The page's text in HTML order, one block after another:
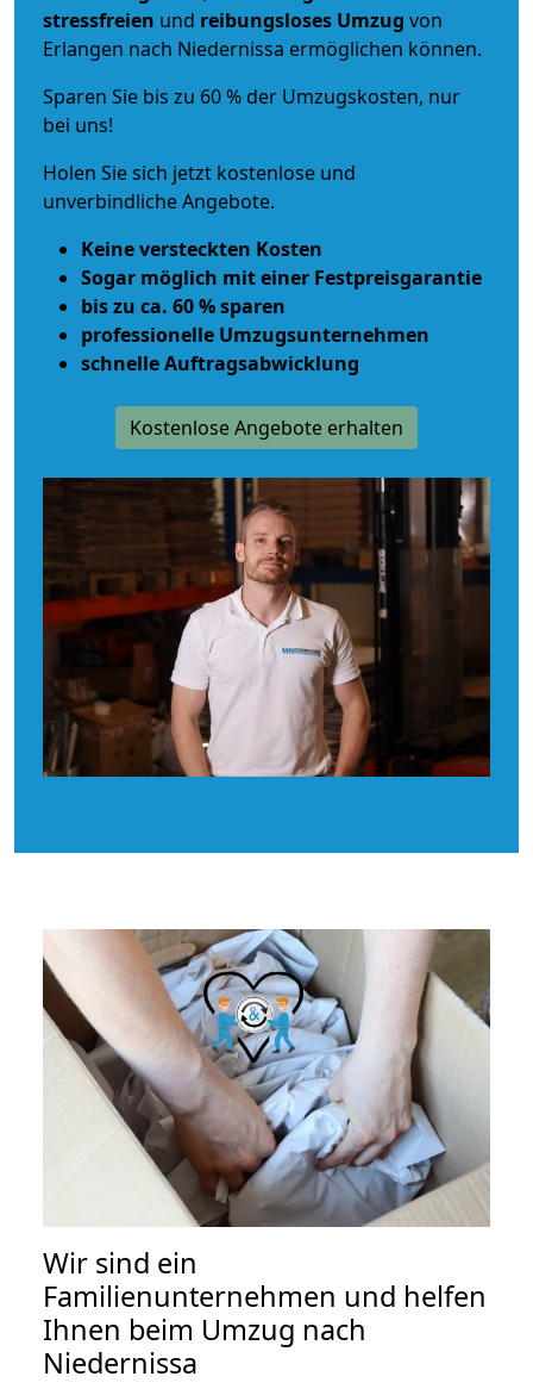
stressfreien und reibungsloses Umzug von
Erlangen nach Niedernissa ermöglichen können.
Sparen Sie bis zu 60 % der Umzugskosten, nur
bei uns!
Holen Sie sich jetzt kostenlose und
unverbindliche Angebote.
Keine versteckten Kosten
Sogar möglich mit einer Festpreisgarantie
bis zu ca. 60 % sparen
professionelle Umzugsunternehmen
schnelle Auftragsabwicklung
Kostenlose Angebote erhalten
Wir sind ein
Familienunternehmen und helfen
Ihnen beim Umzug nach
Niedernissa